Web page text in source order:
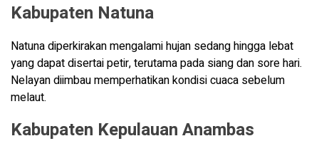
Kabupaten Natuna
Natuna diperkirakan mengalami hujan sedang hingga lebat
yang dapat disertai petir, terutama pada siang dan sore hari.
Nelayan diimbau memperhatikan kondisi cuaca sebelum
melaut.
Kabupaten Kepulauan Anambas